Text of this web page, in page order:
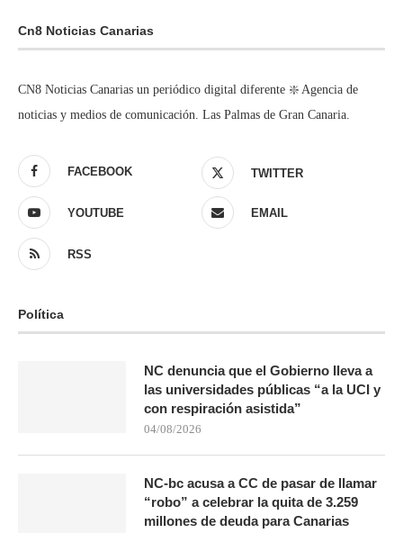
Cn8 Noticias Canarias
CN8 Noticias Canarias un periódico digital diferente ❇️ Agencia de
noticias y medios de comunicación. Las Palmas de Gran Canaria.
FACEBOOK TWITTER
YOUTUBE EMAIL
RSS
Política
NC denuncia que el Gobierno lleva a
las universidades públicas “a la UCI y
con respiración asistida”
04/08/2026
NC-bc acusa a CC de pasar de llamar
“robo” a celebrar la quita de 3.259
millones de deuda para Canarias